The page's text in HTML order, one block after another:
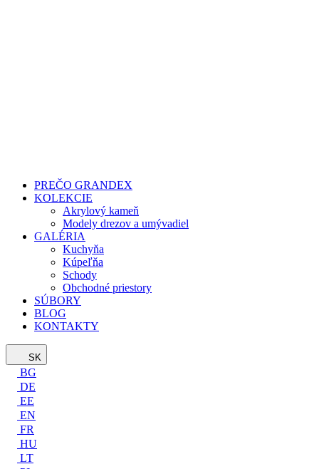
PREČO GRANDEX
KOLEKCIE
Akrylový kameň
Modely drezov a umývadiel
GALÉRIA
Kuchyňa
Kúpeľňa
Schody
Obchodné priestory
SÚBORY
BLOG
KONTAKTY
SK
BG
DE
EE
EN
FR
HU
LT